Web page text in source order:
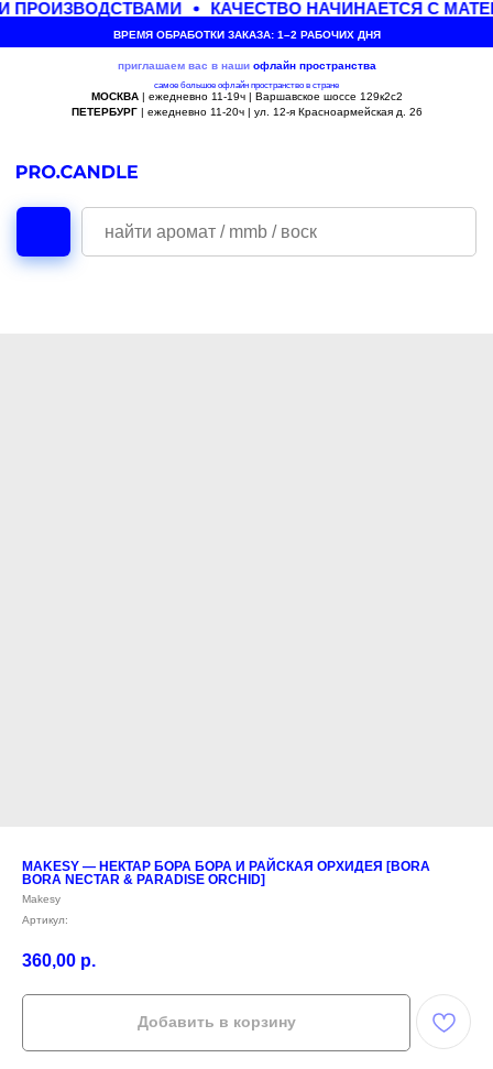
КАЧЕСТВО НАЧИНАЕТСЯ С
ВРЕМЯ ОБРАБОТКИ ЗАКАЗА: 1–2 РАБОЧИХ ДНЯ
приглашаем вас в наши офлайн пространства
самое большое офлайн пространство в стране
МОСКВА| ежедневно 11-19ч | Варшавское шоссе 129к2с2
ПЕТЕРБУРГ| ежедневно 11-20ч | ул. 12-я Красноармейская д. 26
MAKESY — НЕКТАР БОРА БОРА И РАЙСКАЯ ОРХИДЕЯ [BORA
BORA NECTAR & PARADISE ORCHID]
Makesy
Артикул:
360,00 р.
Добавить в корзину